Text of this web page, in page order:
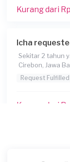
Kurang dari
Icha
Sekitar 2 tahun
Cirebon, Jawa
Request Fulfilled
Kurang dari
Uzamah